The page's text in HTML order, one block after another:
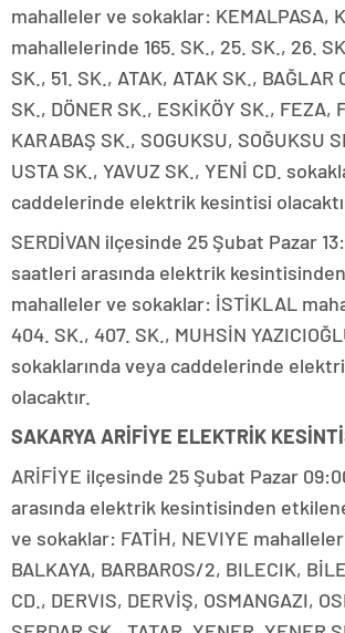
mahalleler ve sokaklar: KEMALPASA,
mahallelerinde 165. SK., 25. SK., 26.
SK., 51. SK., ATAK, ATAK SK., BAĞLAR
SK., DÖNER SK., ESKİKÖY SK., FEZA,
KARABAŞ SK., SOGUKSU, SOĞUKSU
USTA SK., YAVUZ SK., YENİ CD.
caddelerinde elektrik kesintisi
SERDİVAN ilçesinde 25 Şubat Pazar
saatleri arasında elektrik
mahalleler ve sokaklar: İSTİKLAL
404. SK., 407. SK., MUHSİN
sokaklarında veya caddelerinde
olacaktır.
SAKARYA ARİFİYE ELEKTRİK
ARİFİYE ilçesinde 25 Şubat Pazar
arasında elektrik kesintisinden
ve sokaklar: FATİH, NEVIYE
BALKAYA, BARBAROS/2, BILECIK,
CD., DERVIS, DERVİŞ, OSMANGAZI,